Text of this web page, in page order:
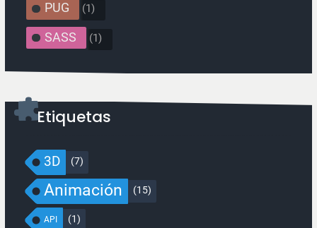
PUG (1)
SASS (1)
Etiquetas
3D (7)
Animación (15)
API (1)